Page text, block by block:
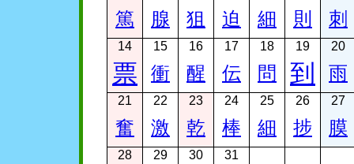
篤 腺 狙 迫 細 則 刺
14
票
15
衝
16
醒
17
伝
18
問
19
到
20
雨
21
奮
22
激
23
乾
24
棒
25
細
26
捗
27
膜
28 29 30 31